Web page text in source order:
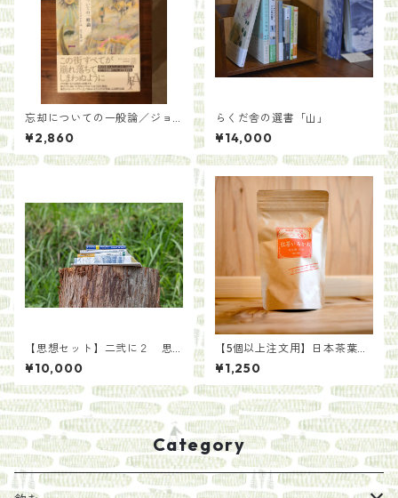
忘却についての一般論／ジョ
ゼ・エドゥアルド・アグアル
ーザ
¥2,860
らくだ舎の選書「山」
¥14,000
【思想セット】二弐に２ 思
い蠢く。二〇〇年後の土にな
る。/らくだ舎出帆室
¥10,000
【5個以上注文用】日本茶葉で
作る いろかわ紅茶（ティー
バッグ）
¥1,250
Category